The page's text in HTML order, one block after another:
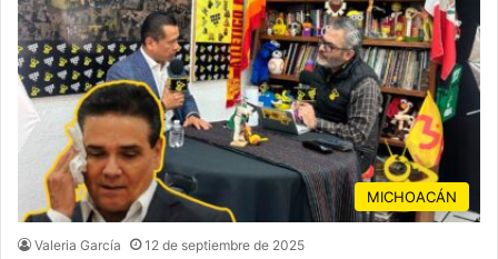
MICHOACÁN
Valeria García 12 de septiembre de 2025